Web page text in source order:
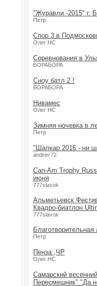
"Журавли -2015" г.
Петр
Спор 3 в
Олег НС
Соревнования в
БОРАБОРА
Сноу батл 2 !
БОРАБОРА
Нивамес
Олег НС
Зимняя ночевка в
Петр
"Шалкар 2016 - ни
andrei-72
Can-Am Trophy
июня
777slavok
Альметьевск
Квадро-биатлон
777slavok
Петр
Пенза ,ЧР
Олег НС
Самарский
Пересмешник" "Да